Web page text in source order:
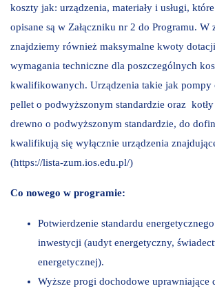
koszty jak: urządzenia, materiały i usługi,
opisane są w Załączniku nr 2 do Programu. W
znajdziemy również maksymalne kwoty
wymagania techniczne dla poszczególnych
kwalifikowanych. Urządzenia takie jak pompy
pellet o podwyższonym standardzie oraz
drewno o podwyższonym standardzie, do
kwalifikują się wyłącznie urządzenia
(https://lista-zum.ios.edu.pl/)
Co nowego w programie:
Potwierdzenie standardu
inwestycji (audyt energetyczny,
energetycznej).
Wyższe progi dochodowe uprawniające